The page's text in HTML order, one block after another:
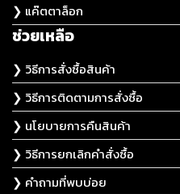
❯ แค๊ตตาล็อก
ช่วยเหลือ
❯ วิธีการสั่งซื้อสินค้า
❯ วิธีการติดตามการสั่งซื้อ
❯ นโยบายการคืนสินค้า
❯ วิธีการยกเลิกคำสั่งซื้อ
❯ คำถามที่พบบ่อย